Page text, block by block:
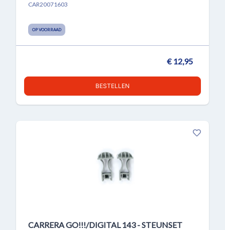
CAR20071603
OP VOORRAAD
€ 12,95
BESTELLEN
CARRERA GO!!!/DIGITAL 143 - STEUNSET